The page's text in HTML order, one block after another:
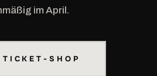
im April.
SHOP